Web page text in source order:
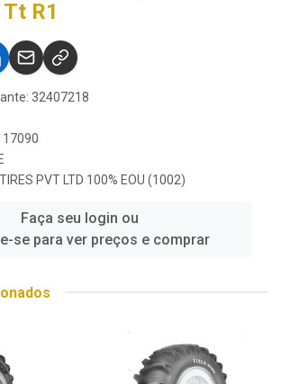
R1
32407218
PVT LTD 100% EOU (1002)
Faça seu login ou
se para ver preços e comprar